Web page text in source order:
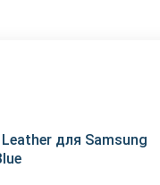
для Samsung